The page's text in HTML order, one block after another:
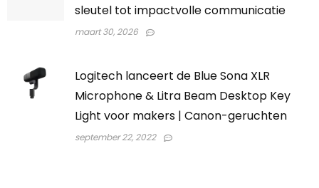
sleutel tot impactvolle communicatie
maart 30, 2026
Logitech lanceert de Blue Sona XLR
Microphone & Litra Beam Desktop Key
Light voor makers | Canon-geruchten
september 22, 2022